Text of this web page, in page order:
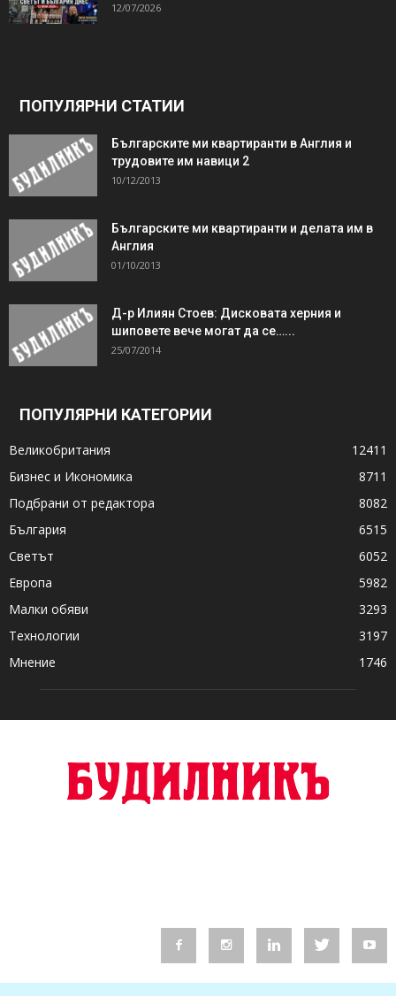
12/07/2026
ПОПУЛЯРНИ СТАТИИ
Българските ми квартиранти в Англия и
трудовите им навици 2
10/12/2013
Българските ми квартиранти и делата им в
Англия
01/10/2013
Д-р Илиян Стоев: Дисковата херния и
шиповете вече могат да се…...
25/07/2014
ПОПУЛЯРНИ КАТЕГОРИИ
Великобритания
12411
Бизнес и Икономика
8711
Подбрани от редактора
8082
България
6515
Светът
6052
Европа
5982
Малки обяви
3293
Технологии
3197
Мнение
1746